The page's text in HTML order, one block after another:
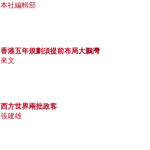
本社編輯部
香港五年規劃須提前布局大鵬灣
來文
西方世界兩批政客
張建雄